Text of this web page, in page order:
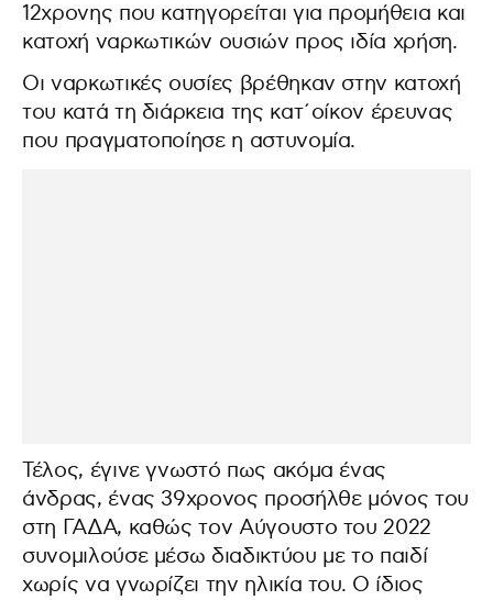
12χρονης που κατηγορείται για προμήθεια και
κατοχή ναρκωτικών ουσιών προς ιδία χρήση.
Οι ναρκωτικές ουσίες βρέθηκαν στην κατοχή
του κατά τη διάρκεια της κατ´οίκον έρευνας
που πραγματοποίησε η αστυνομία.
Τέλος, έγινε γνωστό πως ακόμα ένας
άνδρας, ένας 39χρονος προσήλθε μόνος του
στη ΓΑΔΑ, καθώς τον Αύγουστο του 2022
συνομιλούσε μέσω διαδικτύου με το παιδί
χωρίς να γνωρίζει την ηλικία του. Ο ίδιος